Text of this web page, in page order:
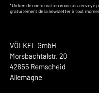
VÖLKEL GmbH
Morsbachtalstr. 20
42855 Remscheid
Allemagne
*Un lien de confirmation vous sera envoyé
gratuitement de la newsletter à tout